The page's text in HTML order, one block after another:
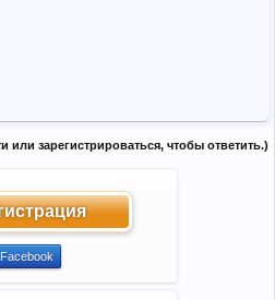
зарегистрироваться, чтобы ответить.)